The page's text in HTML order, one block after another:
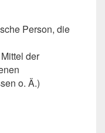
Person, die
der
o. Ä.)